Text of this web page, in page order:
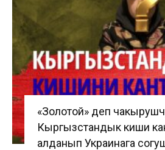
«Золотой» деп
Кыргызстандык киши
алданып Украинага